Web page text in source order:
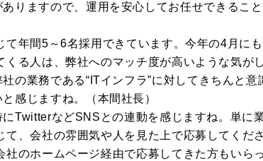
りますので、運用を安心してお任せできるこ
て年間5～6名採用できています。今年の4月にも
くる人は、弊社へのマッチ度が高いような気が
の業務である“ITインフラ”に対してきちんと
感じますね。（本間社長）
TwitterなどSNSとの連動を感じますね。単に
、会社の雰囲気や人を見た上で応募してくだ
社のホームページ経由で応募してきた方もいら